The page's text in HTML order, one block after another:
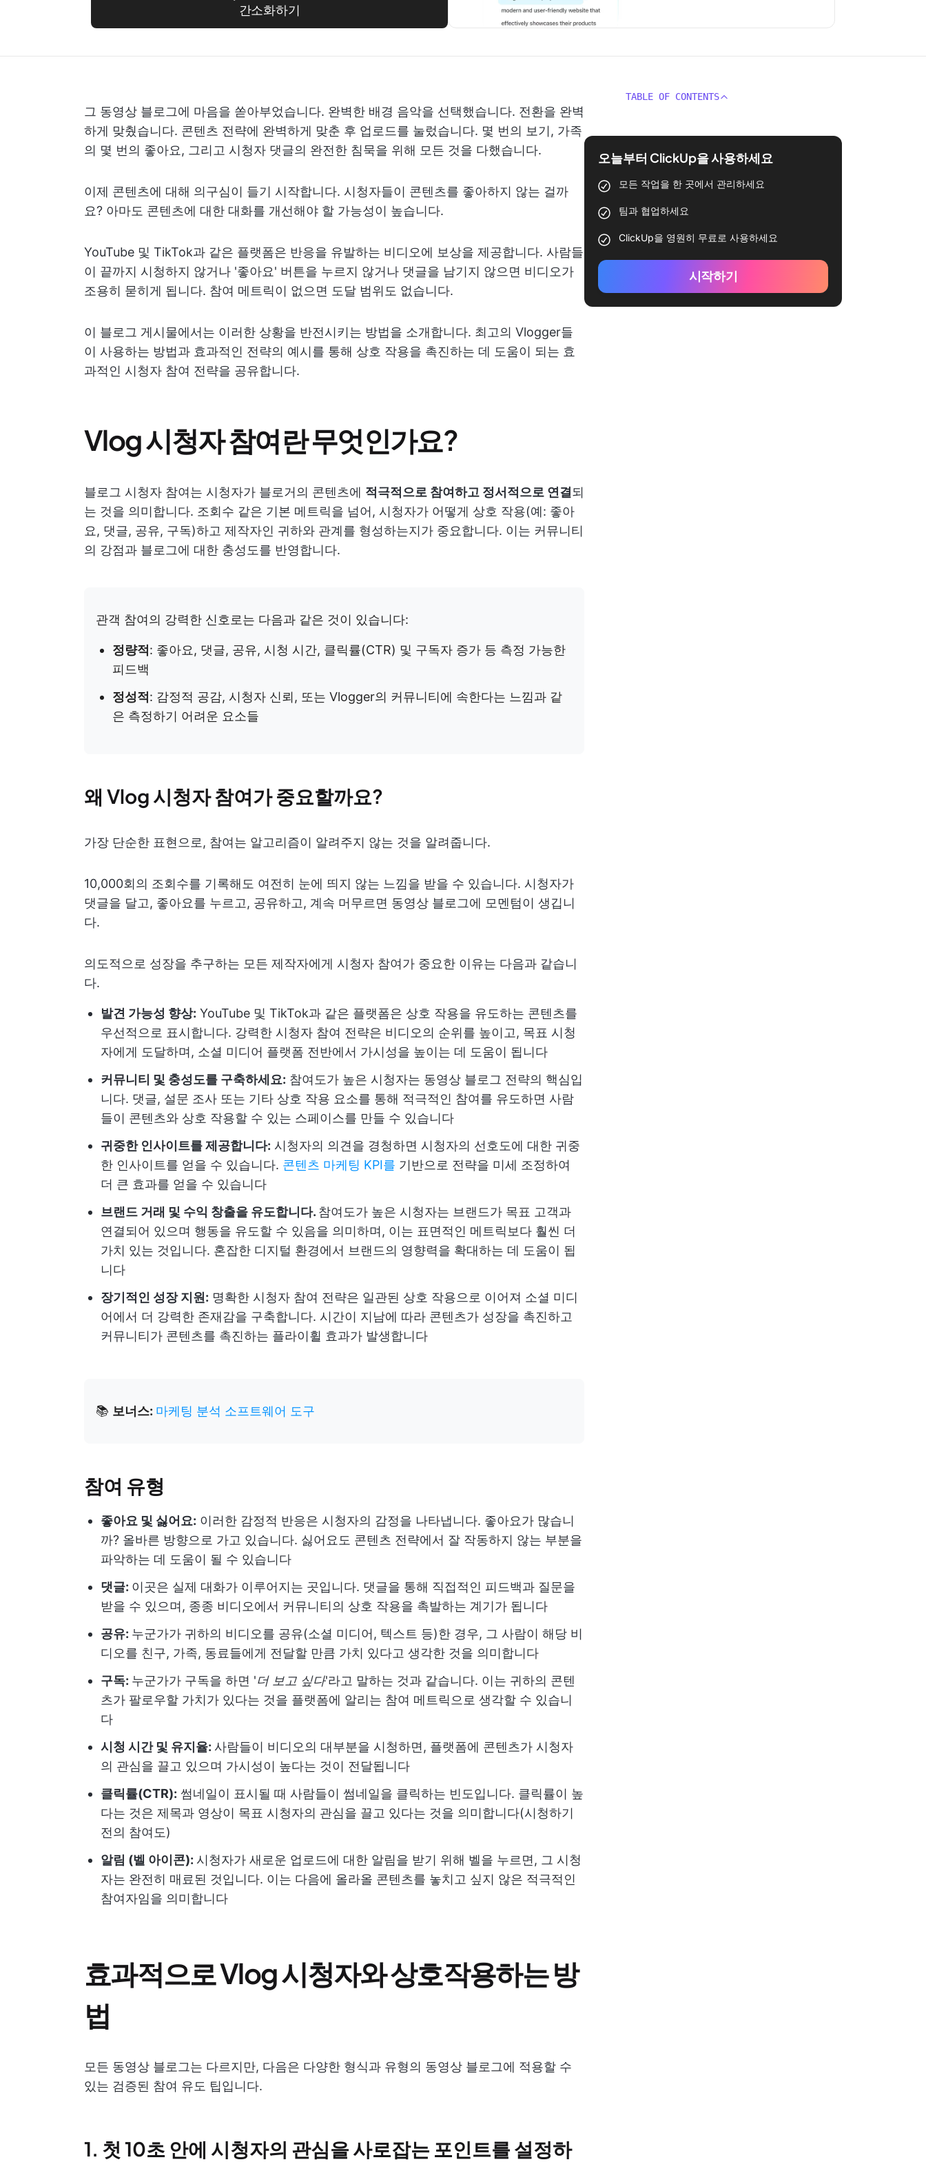
간소화하기
그 동영상 블로그에 마음을 쏟아부었습니다. 완벽한 배경 음악을 선택했습니다. 전환을 완벽
하게 맞췄습니다. 콘텐츠 전략에 완벽하게 맞춘 후 업로드를 눌렀습니다. 몇 번의 보기, 가족
의 몇 번의 좋아요, 그리고 시청자 댓글의 완전한 침묵을 위해 모든 것을 다했습니다.
이제 콘텐츠에 대해 의구심이 들기 시작합니다. 시청자들이 콘텐츠를 좋아하지 않는 걸까
요? 아마도 콘텐츠에 대한 대화를 개선해야 할 가능성이 높습니다.
YouTube 및 TikTok과 같은 플랫폼은 반응을 유발하는 비디오에 보상을 제공합니다. 사람들
이 끝까지 시청하지 않거나 '좋아요' 버튼을 누르지 않거나 댓글을 남기지 않으면 비디오가
조용히 묻히게 됩니다. 참여 메트릭이 없으면 도달 범위도 없습니다.
이 블로그 게시물에서는 이러한 상황을 반전시키는 방법을 소개합니다. 최고의 Vlogger들
이 사용하는 방법과 효과적인 전략의 예시를 통해 상호 작용을 촉진하는 데 도움이 되는 효
과적인 시청자 참여 전략을 공유합니다.
Vlog 시청자 참여란 무엇인가요?
블로그 시청자 참여는 시청자가 블로거의 콘텐츠에 적극적으로 참여하고 정서적으로 연결 되
는 것을 의미합니다. 조회수 같은 기본 메트릭을 넘어, 시청자가 어떻게 상호 작용(예: 좋아
요, 댓글, 공유, 구독)하고 제작자인 귀하와 관계를 형성하는지가 중요합니다. 이는 커뮤니티
의 강점과 블로그에 대한 충성도를 반영합니다.
관객 참여의 강력한 신호로는 다음과 같은 것이 있습니다:
정량적 : 좋아요, 댓글, 공유, 시청 시간, 클릭률(CTR) 및 구독자 증가 등 측정 가능한
피드백
정성적 : 감정적 공감, 시청자 신뢰, 또는 Vlogger의 커뮤니티에 속한다는 느낌과 같
은 측정하기 어려운 요소들
왜 Vlog 시청자 참여가 중요할까요?
가장 단순한 표현으로, 참여는 알고리즘이 알려주지 않는 것을 알려줍니다.
10,000회의 조회수를 기록해도 여전히 눈에 띄지 않는 느낌을 받을 수 있습니다. 시청자가
댓글을 달고, 좋아요를 누르고, 공유하고, 계속 머무르면 동영상 블로그에 모멘텀이 생깁니
다.
의도적으로 성장을 추구하는 모든 제작자에게 시청자 참여가 중요한 이유는 다음과 같습니
다.
발견 가능성 향상: YouTube 및 TikTok과 같은 플랫폼은 상호 작용을 유도하는 콘텐츠를
우선적으로 표시합니다. 강력한 시청자 참여 전략은 비디오의 순위를 높이고, 목표 시청
자에게 도달하며, 소셜 미디어 플랫폼 전반에서 가시성을 높이는 데 도움이 됩니다
커뮤니티 및 충성도를 구축하세요: 참여도가 높은 시청자는 동영상 블로그 전략의 핵심입
니다. 댓글, 설문 조사 또는 기타 상호 작용 요소를 통해 적극적인 참여를 유도하면 사람
들이 콘텐츠와 상호 작용할 수 있는 스페이스를 만들 수 있습니다
귀중한 인사이트를 제공합니다: 시청자의 의견을 경청하면 시청자의 선호도에 대한 귀중
한 인사이트를 얻을 수 있습니다. 콘텐츠 마케팅 KPI를 기반으로 전략을 미세 조정하여
더 큰 효과를 얻을 수 있습니다
브랜드 거래 및 수익 창출을 유도합니다. 참여도가 높은 시청자는 브랜드가 목표 고객과
연결되어 있으며 행동을 유도할 수 있음을 의미하며, 이는 표면적인 메트릭보다 훨씬 더
가치 있는 것입니다. 혼잡한 디지털 환경에서 브랜드의 영향력을 확대하는 데 도움이 됩
니다
장기적인 성장 지원: 명확한 시청자 참여 전략은 일관된 상호 작용으로 이어져 소셜 미디
어에서 더 강력한 존재감을 구축합니다. 시간이 지남에 따라 콘텐츠가 성장을 촉진하고
커뮤니티가 콘텐츠를 촉진하는 플라이휠 효과가 발생합니다
📚 보너스: 마케팅 분석 소프트웨어 도구
참여 유형
좋아요 및 싫어요: 이러한 감정적 반응은 시청자의 감정을 나타냅니다. 좋아요가 많습니
까? 올바른 방향으로 가고 있습니다. 싫어요도 콘텐츠 전략에서 잘 작동하지 않는 부분을
파악하는 데 도움이 될 수 있습니다
댓글: 이곳은 실제 대화가 이루어지는 곳입니다. 댓글을 통해 직접적인 피드백과 질문을
받을 수 있으며, 종종 비디오에서 커뮤니티의 상호 작용을 촉발하는 계기가 됩니다
공유: 누군가가 귀하의 비디오를 공유(소셜 미디어, 텍스트 등)한 경우, 그 사람이 해당 비
디오를 친구, 가족, 동료들에게 전달할 만큼 가치 있다고 생각한 것을 의미합니다
구독: 누군가가 구독을 하면 '더 보고 싶다'라고 말하는 것과 같습니다. 이는 귀하의 콘텐
츠가 팔로우할 가치가 있다는 것을 플랫폼에 알리는 참여 메트릭으로 생각할 수 있습니
다
시청 시간 및 유지율: 사람들이 비디오의 대부분을 시청하면, 플랫폼에 콘텐츠가 시청자
의 관심을 끌고 있으며 가시성이 높다는 것이 전달됩니다
클릭률(CTR): 썸네일이 표시될 때 사람들이 썸네일을 클릭하는 빈도입니다. 클릭률이 높
다는 것은 제목과 영상이 목표 시청자의 관심을 끌고 있다는 것을 의미합니다(시청하기
전의 참여도)
알림 (벨 아이콘): 시청자가 새로운 업로드에 대한 알림을 받기 위해 벨을 누르면, 그 시청
자는 완전히 매료된 것입니다. 이는 다음에 올라올 콘텐츠를 놓치고 싶지 않은 적극적인
참여자임을 의미합니다
효과적으로 Vlog 시청자와 상호작용하는 방
법
모든 동영상 블로그는 다르지만, 다음은 다양한 형식과 유형의 동영상 블로그에 적용할 수
있는 검증된 참여 유도 팁입니다.
1. 첫 10초 안에 시청자의 관심을 사로잡는 포인트를 설정하
TABLE OF CONTENTS
오늘부터 ClickUp을 사용하세요
모든 작업을 한 곳에서 관리하세요
팀과 협업하세요
ClickUp을 영원히 무료로 사용하세요
시작하기